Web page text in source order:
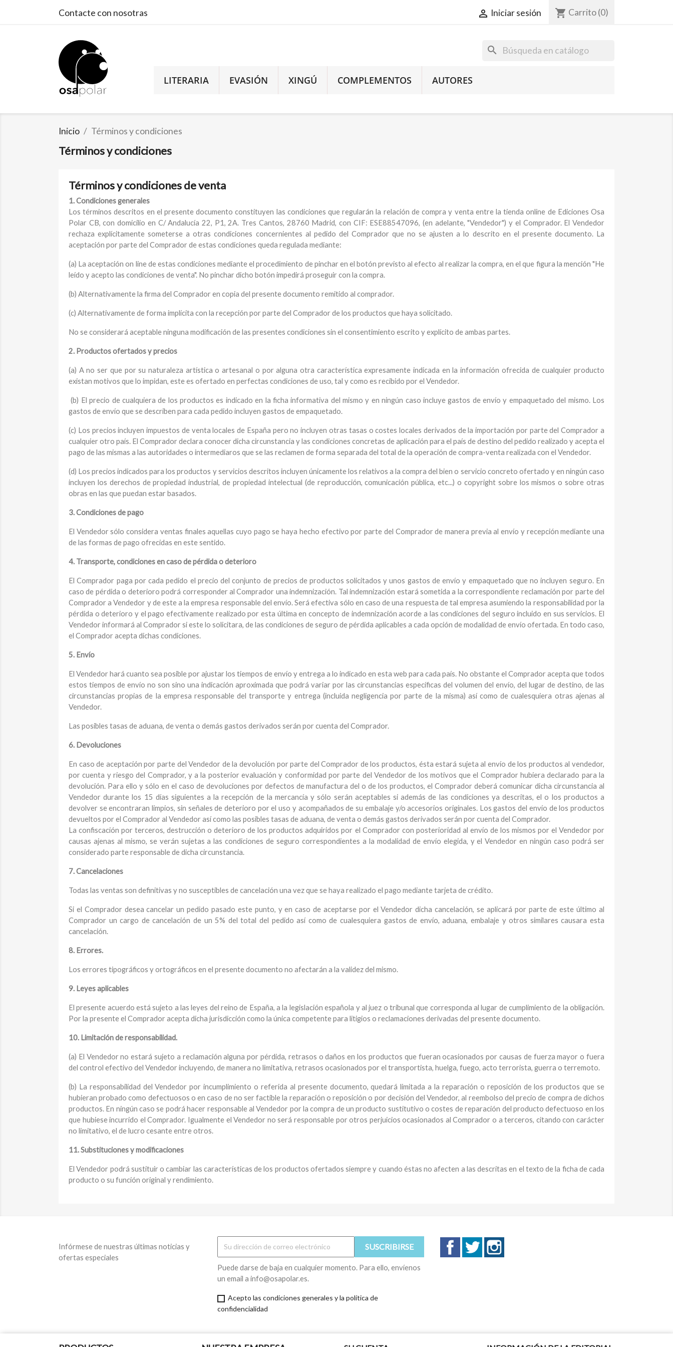
Contacte con nosotras  Iniciar sesión shopping_cart Carrito(0)
search
LITERARIA EVASIÓN XINGÚ COMPLEMENTOS AUTORES
Inicio Términos y condiciones
Términos y condiciones
Términos y condiciones de venta
1. Condiciones generales
Los términos descritos en el presente documento constituyen las condiciones que regularán la relación de compra y venta entre la tienda online de Ediciones Osa
Polar CB, con domicilio en C/ Andalucía 22, P1, 2A. Tres Cantos, 28760 Madrid, con CIF: ESE88547096, (en adelante, "Vendedor") y el Comprador. El Vendedor
rechaza explícitamente someterse a otras condiciones concernientes al pedido del Comprador que no se ajusten a lo descrito en el presente documento. La
aceptación por parte del Comprador de estas condiciones queda regulada mediante:
(a) La aceptación on line de estas condiciones mediante el procedimiento de pinchar en el botón previsto al efecto al realizar la compra, en el que figura la mención "He
leído y acepto las condiciones de venta". No pinchar dicho botón impedirá proseguir con la compra.
(b) Alternativamente la firma del Comprador en copia del presente documento remitido al comprador.
(c) Alternativamente de forma implícita con la recepción por parte del Comprador de los productos que haya solicitado.
No se considerará aceptable ninguna modificación de las presentes condiciones sin el consentimiento escrito y explícito de ambas partes.
2. Productos ofertados y precios
(a) A no ser que por su naturaleza artística o artesanal o por alguna otra característica expresamente indicada en la información ofrecida de cualquier producto
existan motivos que lo impidan, este es ofertado en perfectas condiciones de uso, tal y como es recibido por el Vendedor.
(b) El precio de cualquiera de los productos es indicado en la ficha informativa del mismo y en ningún caso incluye gastos de envío y empaquetado del mismo. Los
gastos de envío que se describen para cada pedido incluyen gastos de empaquetado.
(c) Los precios incluyen impuestos de venta locales de España pero no incluyen otras tasas o costes locales derivados de la importación por parte del Comprador a
cualquier otro país. El Comprador declara conocer dicha circunstancia y las condiciones concretas de aplicación para el país de destino del pedido realizado y acepta el
pago de las mismas a las autoridades o intermediaros que se las reclamen de forma separada del total de la operación de compra-venta realizada con el Vendedor.
(d) Los precios indicados para los productos y servicios descritos incluyen únicamente los relativos a la compra del bien o servicio concreto ofertado y en ningún caso
incluyen los derechos de propiedad industrial, de propiedad intelectual (de reproducción, comunicación pública, etc...) o copyright sobre los mismos o sobre otras
obras en las que puedan estar basados.
3. Condiciones de pago
El Vendedor sólo considera ventas finales aquellas cuyo pago se haya hecho efectivo por parte del Comprador de manera previa al envío y recepción mediante una
de las formas de pago ofrecidas en este sentido.
4. Transporte, condiciones en caso de pérdida o deterioro
El Comprador paga por cada pedido el precio del conjunto de precios de productos solicitados y unos gastos de envío y empaquetado que no incluyen seguro. En
caso de pérdida o deterioro podrá corresponder al Comprador una indemnización. Tal indemnización estará sometida a la correspondiente reclamación por parte del
Comprador a Vendedor y de este a la empresa responsable del envío. Será efectiva sólo en caso de una respuesta de tal empresa asumiendo la responsabilidad por la
pérdida o deterioro y el pago efectivamente realizado por esta última en concepto de indemnización acorde a las condiciones del seguro incluido en sus servicios. El
Vendedor informará al Comprador si este lo solicitara, de las condiciones de seguro de pérdida aplicables a cada opción de modalidad de envío ofertada. En todo caso,
el Comprador acepta dichas condiciones.
5. Envío
El Vendedor hará cuanto sea posible por ajustar los tiempos de envío y entrega a lo indicado en esta web para cada país. No obstante el Comprador acepta que todos
estos tiempos de envío no son sino una indicación aproximada que podrá variar por las circunstancias específicas del volumen del envío, del lugar de destino, de las
circunstancias propias de la empresa responsable del transporte y entrega (incluida negligencia por parte de la misma) así como de cualesquiera otras ajenas al
Vendedor.
Las posibles tasas de aduana, de venta o demás gastos derivados serán por cuenta del Comprador.
6. Devoluciones
En caso de aceptación por parte del Vendedor de la devolución por parte del Comprador de los productos, ésta estará sujeta al envío de los productos al vendedor,
por cuenta y riesgo del Comprador, y a la posterior evaluación y conformidad por parte del Vendedor de los motivos que el Comprador hubiera declarado para la
devolución. Para ello y sólo en el caso de devoluciones por defectos de manufactura del o de los productos, el Comprador deberá comunicar dicha circunstancia al
Vendedor durante los 15 días siguientes a la recepción de la mercancía y sólo serán aceptables si además de las condiciones ya descritas, el o los productos a
devolver se encontraran limpios, sin señales de deterioro por el uso y acompañados de su embalaje y/o accesorios originales. Los gastos del envío de los productos
devueltos por el Comprador al Vendedor así como las posibles tasas de aduana, de venta o demás gastos derivados serán por cuenta del Comprador.
La confiscación por terceros, destrucción o deterioro de los productos adquiridos por el Comprador con posterioridad al envío de los mismos por el Vendedor por
causas ajenas al mismo, se verán sujetas a las condiciones de seguro correspondientes a la modalidad de envío elegida, y el Vendedor en ningún caso podrá ser
considerado parte responsable de dicha circunstancia.
7. Cancelaciones
Todas las ventas son definitivas y no susceptibles de cancelación una vez que se haya realizado el pago mediante tarjeta de crédito.
Si el Comprador desea cancelar un pedido pasado este punto, y en caso de aceptarse por el Vendedor dicha cancelación, se aplicará por parte de este último al
Comprador un cargo de cancelación de un 5% del total del pedido así como de cualesquiera gastos de envío, aduana, embalaje y otros similares causara esta
cancelación.
8. Errores.
Los errores tipográficos y ortográficos en el presente documento no afectarán a la validez del mismo.
9. Leyes aplicables
El presente acuerdo está sujeto a las leyes del reino de España, a la legislación española y al juez o tribunal que corresponda al lugar de cumplimiento de la obligación.
Por la presente el Comprador acepta dicha jurisdicción como la única competente para litigios o reclamaciones derivadas del presente documento.
10. Limitación de responsabilidad.
(a) El Vendedor no estará sujeto a reclamación alguna por pérdida, retrasos o daños en los productos que fueran ocasionados por causas de fuerza mayor o fuera
del control efectivo del Vendedor incluyendo, de manera no limitativa, retrasos ocasionados por el transportista, huelga, fuego, acto terrorista, guerra o terremoto.
(b) La responsabilidad del Vendedor por incumplimiento o referida al presente documento, quedará limitada a la reparación o reposición de los productos que se
hubieran probado como defectuosos o en caso de no ser factible la reparación o reposición o por decisión del Vendedor, al reembolso del precio de compra de dichos
productos. En ningún caso se podrá hacer responsable al Vendedor por la compra de un producto sustitutivo o costes de reparación del producto defectuoso en los
que hubiese incurrido el Comprador. Igualmente el Vendedor no será responsable por otros perjuicios ocasionados al Comprador o a terceros, citando con carácter
no limitativo, el de lucro cesante entre otros.
11. Substituciones y modificaciones
El Vendedor podrá sustituir o cambiar las características de los productos ofertados siempre y cuando éstas no afecten a las descritas en el texto de la ficha de cada
producto o su función original y rendimiento.
Infórmese de nuestras últimas noticias y
ofertas especiales
Puede darse de baja en cualquier momento. Para ello, envíenos
un email a info@osapolar.es.
Acepto las condiciones generales y la política de
confidencialidad
Facebook
Twitter